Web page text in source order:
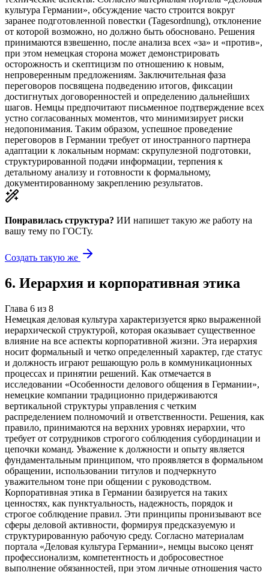
культура Германии», обсуждение часто строится вокруг
заранее подготовленной повестки (Tagesordnung), отклонение
от которой возможно, но должно быть обосновано. Решения
принимаются взвешенно, после анализа всех «за» и «против»,
при этом немецкая сторона может демонстрировать
осторожность и скептицизм по отношению к новым,
непроверенным предложениям. Заключительная фаза
переговоров посвящена подведению итогов, фиксации
достигнутых договоренностей и определению дальнейших
шагов. Немцы предпочитают письменное подтверждение всех
устно согласованных моментов, что минимизирует риски
недопонимания. Таким образом, успешное проведение
переговоров в Германии требует от иностранного партнера
адаптации к локальным нормам: скрупулезной подготовки,
структурированной подачи информации, терпения к
детальному анализу и готовности к формальному,
документированному закреплению результатов.
Понравилась структура? ИИ напишет такую же работу на
вашу тему по ГОСТу.
Создать такую же
6. Иерархия и корпоративная этика
Глава 6 из 8
Немецкая деловая культура характеризуется ярко выраженной
иерархической структурой, которая оказывает существенное
влияние на все аспекты корпоративной жизни. Эта иерархия
носит формальный и четко определенный характер, где статус
и должность играют решающую роль в коммуникационных
процессах и принятии решений. Как отмечается в
исследовании «Особенности делового общения в Германии»,
немецкие компании традиционно придерживаются
вертикальной структуры управления с четким
распределением полномочий и ответственности. Решения, как
правило, принимаются на верхних уровнях иерархии, что
требует от сотрудников строгого соблюдения субординации и
цепочки команд. Уважение к должности и опыту является
фундаментальным принципом, что проявляется в формальном
обращении, использовании титулов и подчеркнуто
уважительном тоне при общении с руководством.
Корпоративная этика в Германии базируется на таких
ценностях, как пунктуальность, надежность, порядок и
строгое соблюдение правил. Эти принципы пронизывают все
сферы деловой активности, формируя предсказуемую и
структурированную рабочую среду. Согласно материалам
портала «Деловая культура Германии», немцы высоко ценят
профессионализм, компетентность и добросовестное
выполнение обязанностей, при этом личные отношения часто